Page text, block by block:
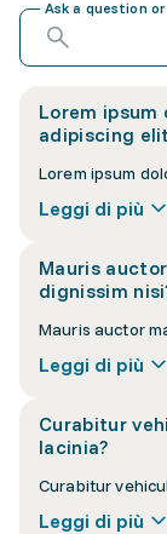
Ask a question
Lorem
adipiscing
Leggi di più
Mauris
dignissim
Leggi di più
Curabitur
lacinia?
Leggi di più